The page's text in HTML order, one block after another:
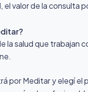
valor de la consulta
la salud que trabajan
por Meditar y elegí